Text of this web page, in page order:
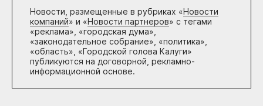
Новости, размещенные в рубриках «Новости
компаний» и «Новости партнеров» с тегами
«реклама», «городская дума»,
«законодательное собрание», «политика»,
«область», «Городской голова Калуги»
публикуются на договорной, рекламно-
информационной основе.